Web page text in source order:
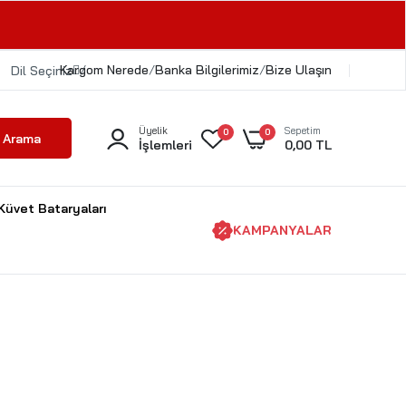
Dil Seçiniz /
Kargom Nerede/Banka Bilgilerimiz/Bize Ulaşın
Arama Üyelik
İşlemleri
0 0 Sepetim
0,00 TL
Bataryaları
KAMPANYALAR